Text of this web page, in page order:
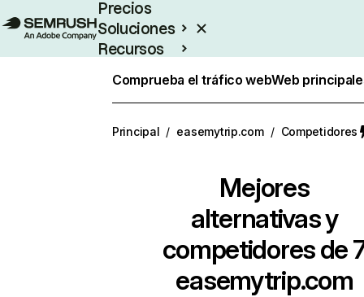
Precios
Soluciones
Recursos
Comprueba el tráfico webWeb
Principal / easemytrip.com / Competidores
Mejores
alternativas y
competidores de
easemytrip.com